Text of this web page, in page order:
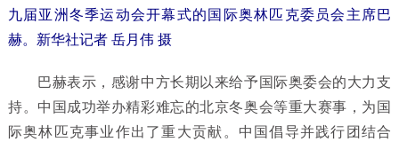
九届亚洲冬季运动会开幕式的国际奥林匹克委员会主席巴
赫。新华社记者 岳月伟 摄
巴赫表示，感谢中方长期以来给予国际奥委会的大力支
持。中国成功举办精彩难忘的北京冬奥会等重大赛事，为国
际奥林匹克事业作出了重大贡献。中国倡导并践行团结合